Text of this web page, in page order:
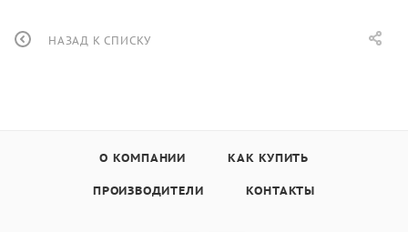
НАЗАД К СПИСКУ
О КОМПАНИИ КАК КУПИТЬ
ПРОИЗВОДИТЕЛИ КОНТАКТЫ